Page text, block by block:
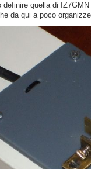
definire quella di
da qui a poco